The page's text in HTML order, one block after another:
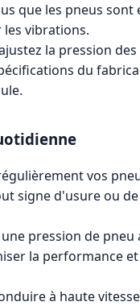
que les pneus sont
vibrations.
la pression
du
vos
signe d'usure ou de
pression de pneu
la performance et
à haute vitesse